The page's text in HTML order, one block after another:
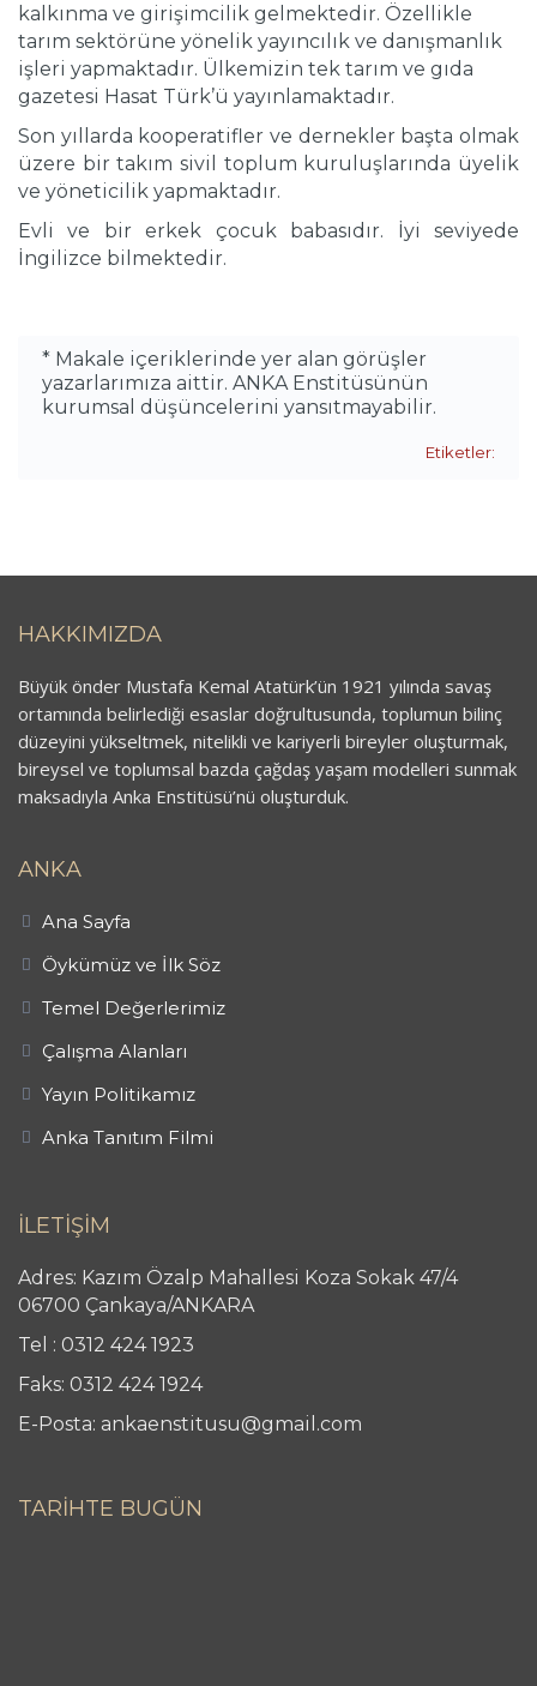
kalkınma ve girişimcilik gelmektedir. Özellikle
tarım sektörüne yönelik yayıncılık ve danışmanlık
işleri yapmaktadır. Ülkemizin tek tarım ve gıda
gazetesi Hasat Türk’ü yayınlamaktadır.
Son yıllarda kooperatifler ve dernekler başta olmak
üzere bir takım sivil toplum kuruluşlarında üyelik
ve yöneticilik yapmaktadır.
Evli ve bir erkek çocuk babasıdır. İyi seviyede
İngilizce bilmektedir.
* Makale içeriklerinde yer alan görüşler
yazarlarımıza aittir. ANKA Enstitüsünün
kurumsal düşüncelerini yansıtmayabilir.
Etiketler:
HAKKIMIZDA
Büyük önder Mustafa Kemal Atatürk’ün 1921 yılında savaş
ortamında belirlediği esaslar doğrultusunda, toplumun bilinç
düzeyini yükseltmek, nitelikli ve kariyerli bireyler oluşturmak,
bireysel ve toplumsal bazda çağdaş yaşam modelleri sunmak
maksadıyla Anka Enstitüsü’nü oluşturduk.
ANKA
Ana Sayfa
Öykümüz ve İlk Söz
Temel Değerlerimiz
Çalışma Alanları
Yayın Politikamız
Anka Tanıtım Filmi
İLETİŞİM
Adres: Kazım Özalp Mahallesi Koza Sokak 47/4
06700 Çankaya/ANKARA
Tel : 0312 424 1923
Faks: 0312 424 1924
E-Posta: ankaenstitusu@gmail.com
TARİHTE BUGÜN